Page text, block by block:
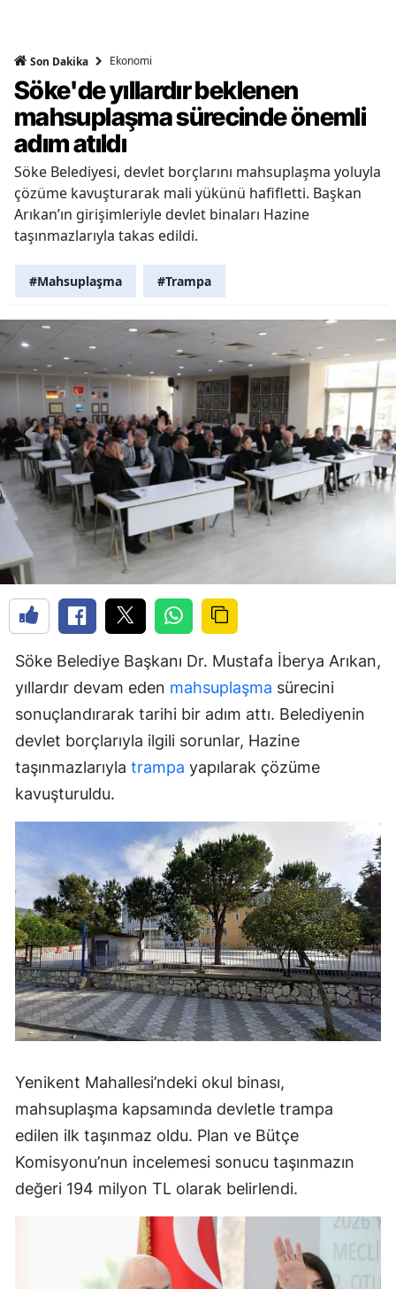
Son Dakika Ekonomi
Söke'de yıllardır beklenen
mahsuplaşma sürecinde önemli
adım atıldı
Söke Belediyesi, devlet borçlarını mahsuplaşma yoluyla
çözüme kavuşturarak mali yükünü hafifletti. Başkan
Arıkan’ın girişimleriyle devlet binaları Hazine
taşınmazlarıyla takas edildi.
#Mahsuplaşma #Trampa
Söke Belediye Başkanı Dr. Mustafa İberya Arıkan,
yıllardır devam eden mahsuplaşma sürecini
sonuçlandırarak tarihi bir adım attı. Belediyenin
devlet borçlarıyla ilgili sorunlar, Hazine
taşınmazlarıyla trampa yapılarak çözüme
kavuşturuldu.
Yenikent Mahallesi’ndeki okul binası,
mahsuplaşma kapsamında devletle trampa
edilen ilk taşınmaz oldu. Plan ve Bütçe
Komisyonu’nun incelemesi sonucu taşınmazın
değeri 194 milyon TL olarak belirlendi.